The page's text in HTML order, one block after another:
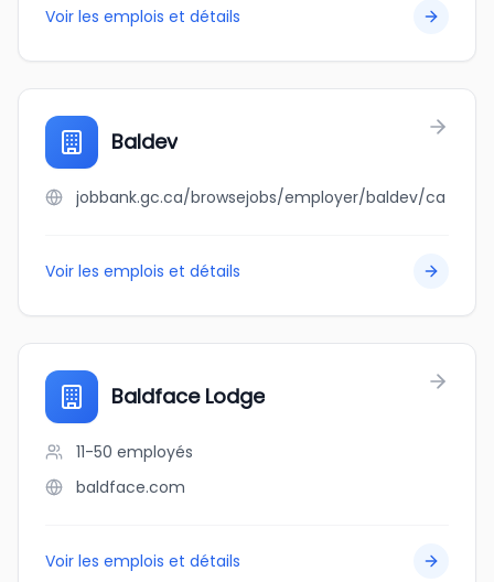
Voir les emplois et détails
Baldev
jobbank.gc.ca/browsejobs/employer/baldev/ca
Voir les emplois et détails
Baldface Lodge
11-50 employés
baldface.com
Voir les emplois et détails